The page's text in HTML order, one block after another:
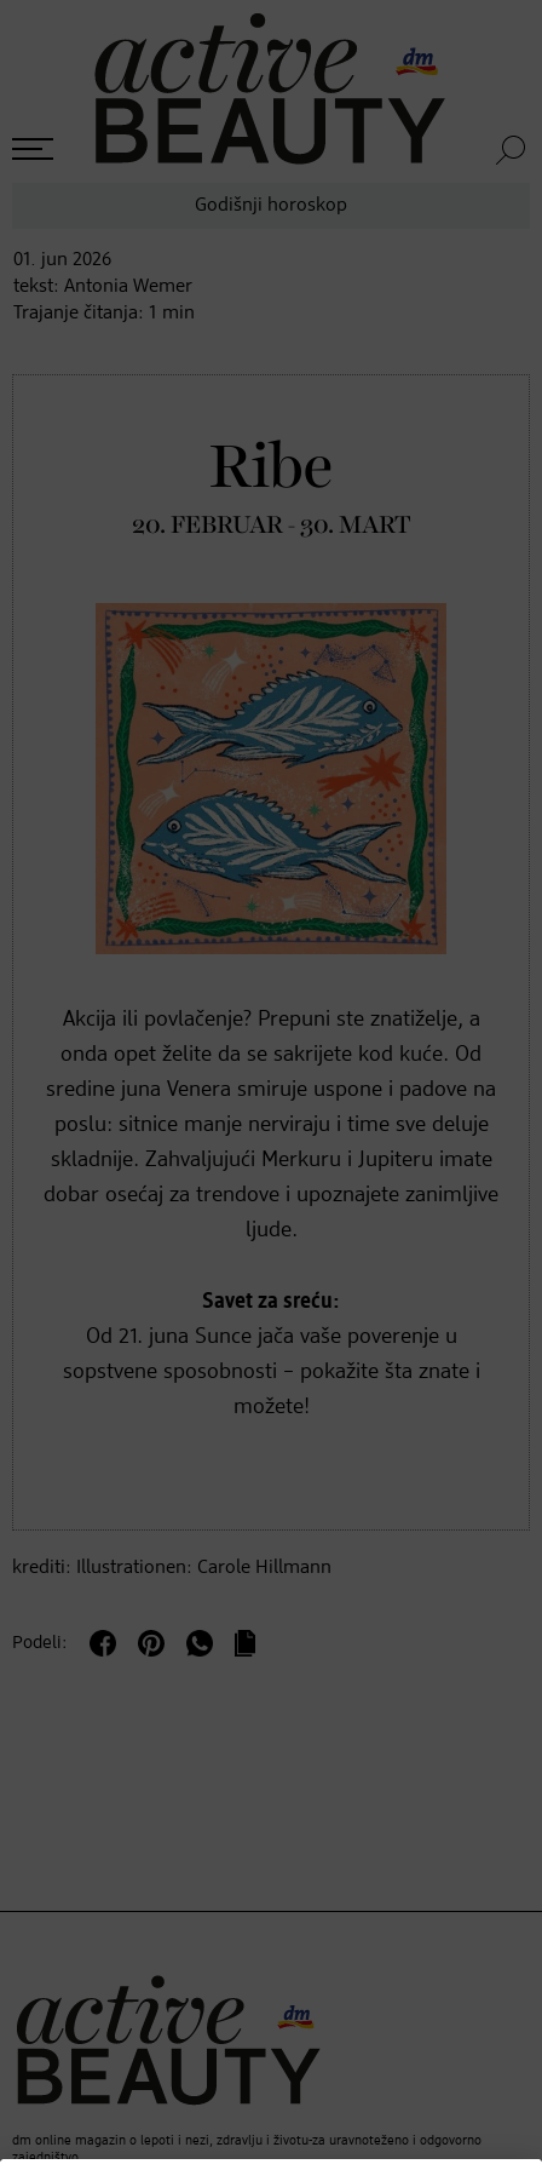
Godišnji horoskop
01. jun 2026
tekst: Antonia Wemer
Trajanje čitanja: 1 min
20. FEBRUAR - 30. MART
Ribe
Akcija ili povlačenje? Prepuni ste znatiželje, a
onda opet želite da se sakrijete kod kuće. Od
sredine juna Venera smiruje uspone i padove na
poslu: sitnice manje nerviraju i time sve deluje
skladnije. Zahvaljujući Merkuru i Jupiteru imate
dobar osećaj za trendove i upoznajete zanimljive
ljude.
Savet za sreću:
Od 21. juna Sunce jača vaše poverenje u
sopstvene sposobnosti – pokažite šta znate i
možete!
krediti: Illustrationen: Carole Hillmann
Podeli:
dm online magazin o lepoti i nezi, zdravlju i životu-za uravnoteženo i odgovorno
zajedništvo.